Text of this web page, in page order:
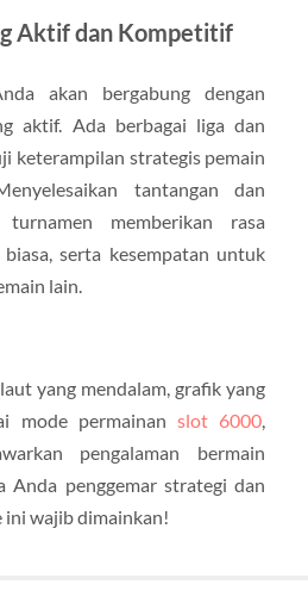
Aktif dan Kompetitif
akan bergabung dengan
aktif. Ada berbagai liga dan
keterampilan strategis pemain
tantangan dan
memberikan rasa
serta kesempatan untuk
lain.
yang mendalam, grafik yang
mode permainan slot 6000
pengalaman bermain
Anda penggemar strategi dan
ini wajib dimainkan!